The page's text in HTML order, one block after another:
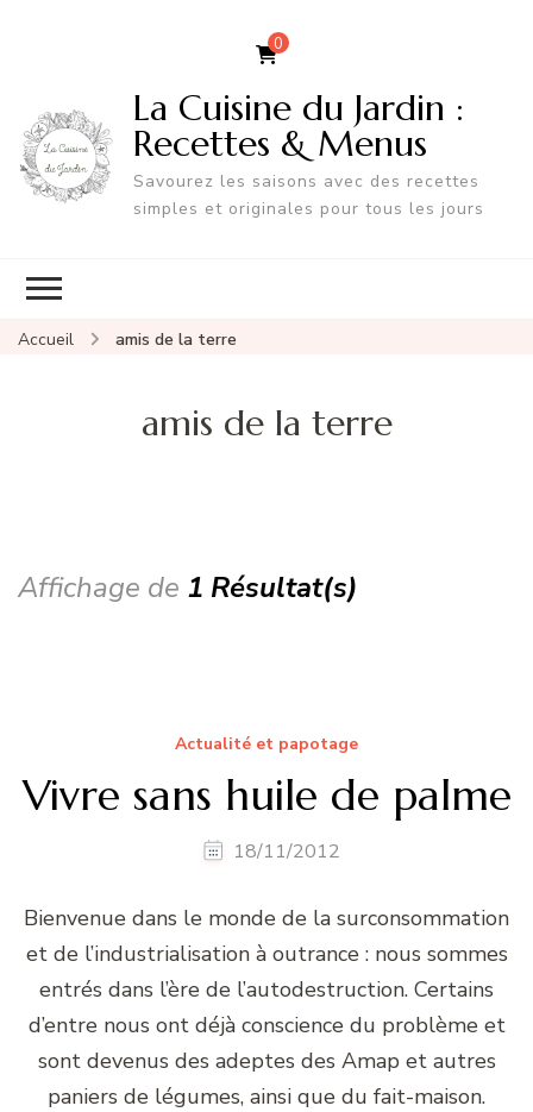
0
La Cuisine du Jardin :
Recettes & Menus
Savourez les saisons avec des recettes
simples et originales pour tous les jours
Accueil amis de la terre
amis de la terre
Affichage de 1 Résultat(s)
Actualité et papotage
Vivre sans huile de palme
18/11/2012
Bienvenue dans le monde de la surconsommation
et de l’industrialisation à outrance : nous sommes
entrés dans l’ère de l’autodestruction. Certains
d’entre nous ont déjà conscience du problème et
sont devenus des adeptes des Amap et autres
paniers de légumes, ainsi que du fait-maison.